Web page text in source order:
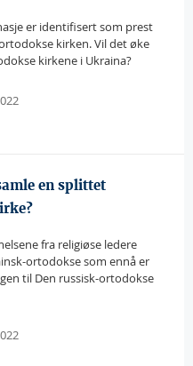
er identifisert som prest
kirken. Vil det øke
kirkene i Ukraina?
en splittet
fra religiøse ledere
ortodokse som ennå er
til Den russisk-ortodokse